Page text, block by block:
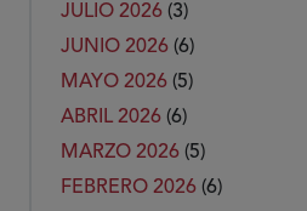
JULIO 2026 (3)
JUNIO 2026 (6)
MAYO 2026 (5)
ABRIL 2026 (6)
MARZO 2026 (5)
FEBRERO 2026 (6)